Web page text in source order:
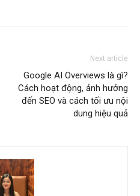
Next article
Google AI Overviews là gì?
Cách hoạt động, ảnh hưởng
đến SEO và cách tối ưu nội
dung hiệu quả